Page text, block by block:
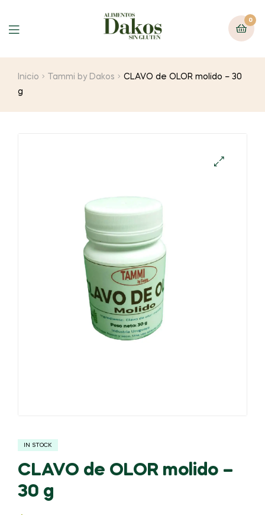
Menu
0
Inicio Tammi by Dakos
CLAVO de OLOR molido – 30
g
IN STOCK
CLAVO de OLOR molido –
30 g